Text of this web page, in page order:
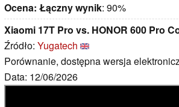
Ocena: Łączny wynik: 90%
Xiaomi 17T Pro vs. HONOR 600 Pro
Źródło: Yugatech
Porównanie, dostępna wersja
Data: 12/06/2026